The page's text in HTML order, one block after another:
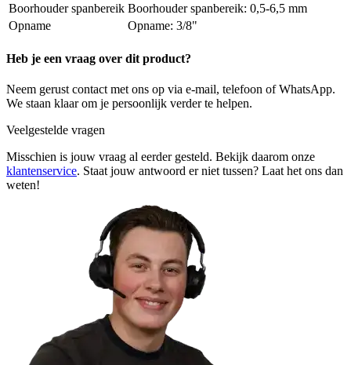
Boorhouder spanbereik
0,5-6,5 mm
Opname
3/8"
Heb je een vraag over dit product?
Neem gerust contact met ons op via e-mail, telefoon of WhatsApp.
We staan klaar om je persoonlijk verder te helpen.
Veelgestelde vragen
Misschien is jouw vraag al eerder gesteld. Bekijk daarom onze
klantenservice. Staat jouw antwoord er niet tussen? Laat het ons dan
weten!